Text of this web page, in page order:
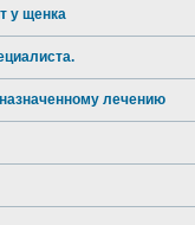
у щенка
лечению